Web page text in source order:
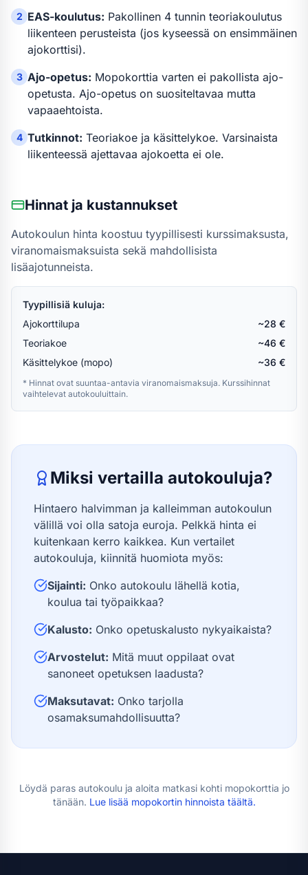
2 EAS-koulutus: Pakollinen 4 tunnin teoriakoulutus
liikenteen perusteista (jos kyseessä on ensimmäinen
ajokorttisi).
3 Ajo-opetus: Mopokorttia varten ei pakollista ajo-
opetusta. Ajo-opetus on suositeltavaa mutta
vapaaehtoista.
4 Tutkinnot: Teoriakoe ja käsittelykoe. Varsinaista
liikenteessä ajettavaa ajokoetta ei ole.
Hinnat ja kustannukset
Autokoulun hinta koostuu tyypillisesti kurssimaksusta,
viranomaismaksuista sekä mahdollisista
lisäajotunneista.
Tyypillisiä kuluja:
Ajokorttilupa
~28 €
Teoriakoe
~46 €
Käsittelykoe (mopo)
~36 €
* Hinnat ovat suuntaa-antavia viranomaismaksuja. Kurssihinnat
vaihtelevat autokouluittain.
Miksi vertailla autokouluja?
Hintaero halvimman ja kalleimman autokoulun
välillä voi olla satoja euroja. Pelkkä hinta ei
kuitenkaan kerro kaikkea. Kun vertailet
autokouluja, kiinnitä huomiota myös:
Sijainti: Onko autokoulu lähellä kotia,
koulua tai työpaikkaa?
Kalusto: Onko opetuskalusto nykyaikaista?
Arvostelut: Mitä muut oppilaat ovat
sanoneet opetuksen laadusta?
Maksutavat: Onko tarjolla
osamaksumahdollisuutta?
Löydä paras autokoulu ja aloita matkasi kohti mopokorttia jo
tänään. Lue lisää mopokortin hinnoista täältä.